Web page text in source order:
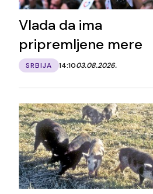
Vlada da ima
pripremljene mere
SRBIJA 14:1003.08.2026.